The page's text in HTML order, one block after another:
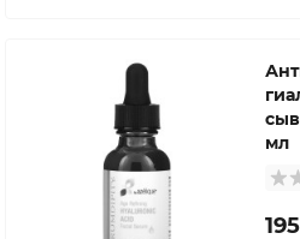
мл